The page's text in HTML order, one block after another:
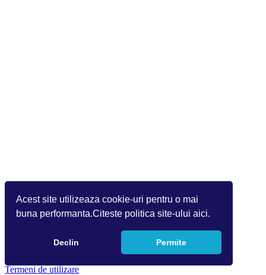
Acest site utilizeaza cookie-uri pentru o mai
buna performanta.Citeste politica site-ului aici.
Declin Permite
Termeni de utilizare